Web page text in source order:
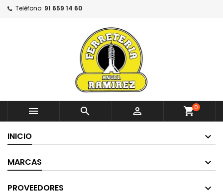
Teléfono: 91 659 14 60
   shopping_cart0
INICIO
MARCAS
PROVEEDORES